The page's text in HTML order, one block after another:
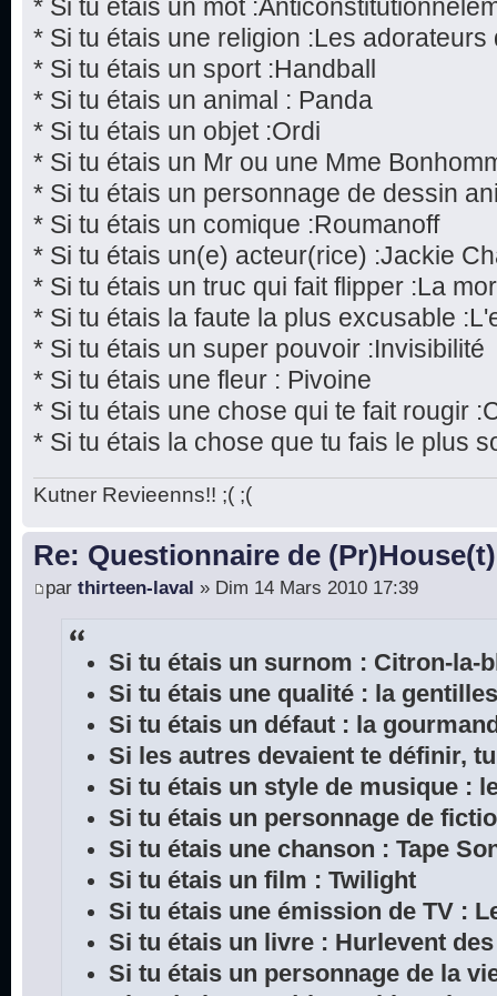
* Si tu étais un mot
* Si tu étais une religion :Les adorateurs
* Si tu étais un sport :Handball
* Si tu étais un animal : Panda
* Si tu étais un objet :Ordi
* Si tu étais un Mr ou une Mme
* Si tu étais un personnage de dessin
* Si tu étais un comique :Roumanoff
* Si tu étais un(e) acteur(rice) :Jackie
* Si tu étais un truc qui fait flipper :La
* Si tu étais la faute la plus excusable
* Si tu étais un super pouvoir :Invisibilité
* Si tu étais une fleur : Pivoine
* Si tu étais une chose qui te fait rougir
* Si tu étais la chose que tu fais le plus
Kutner Revieenns!! ;( ;(
Re: Questionnaire de (Pr)House(t)
par thirteen-laval » Dim 14 Mars 2010 17:39
Si tu étais un surnom : Citron-la-
Si tu étais une qualité : la
Si tu étais un défaut : la
Si les autres devaient te définir,
Si tu étais un style de musique :
Si tu étais un personnage de
Si tu étais une chanson : Tape
Si tu étais un film : Twilight
Si tu étais une émission de TV :
Si tu étais un livre : Hurlevent
Si tu étais un personnage de la